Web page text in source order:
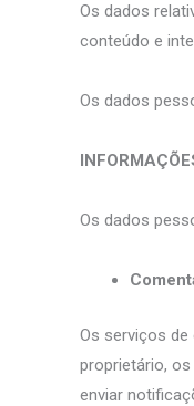
Os dados
conteúdo e
Os dados
Os dados
Os serviços
proprietário,
enviar